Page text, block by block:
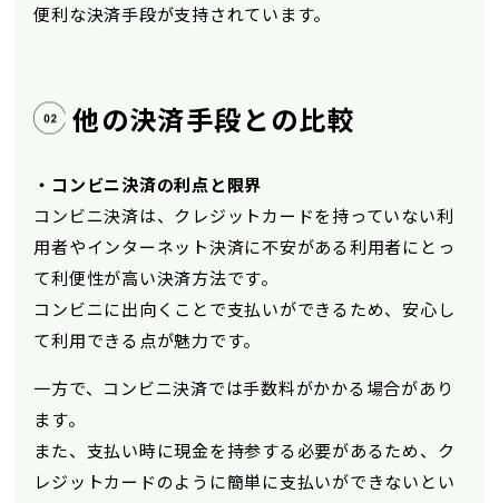
便利な決済手段が支持されています。
他の決済手段との比較
・コンビニ決済の利点と限界
コンビニ決済は、クレジットカードを持っていない利
用者やインターネット決済に不安がある利用者にとっ
て利便性が高い決済方法です。
コンビニに出向くことで支払いができるため、安心し
て利用できる点が魅力です。
一方で、コンビニ決済では手数料がかかる場合があり
ます。
また、支払い時に現金を持参する必要があるため、ク
レジットカードのように簡単に支払いができないとい